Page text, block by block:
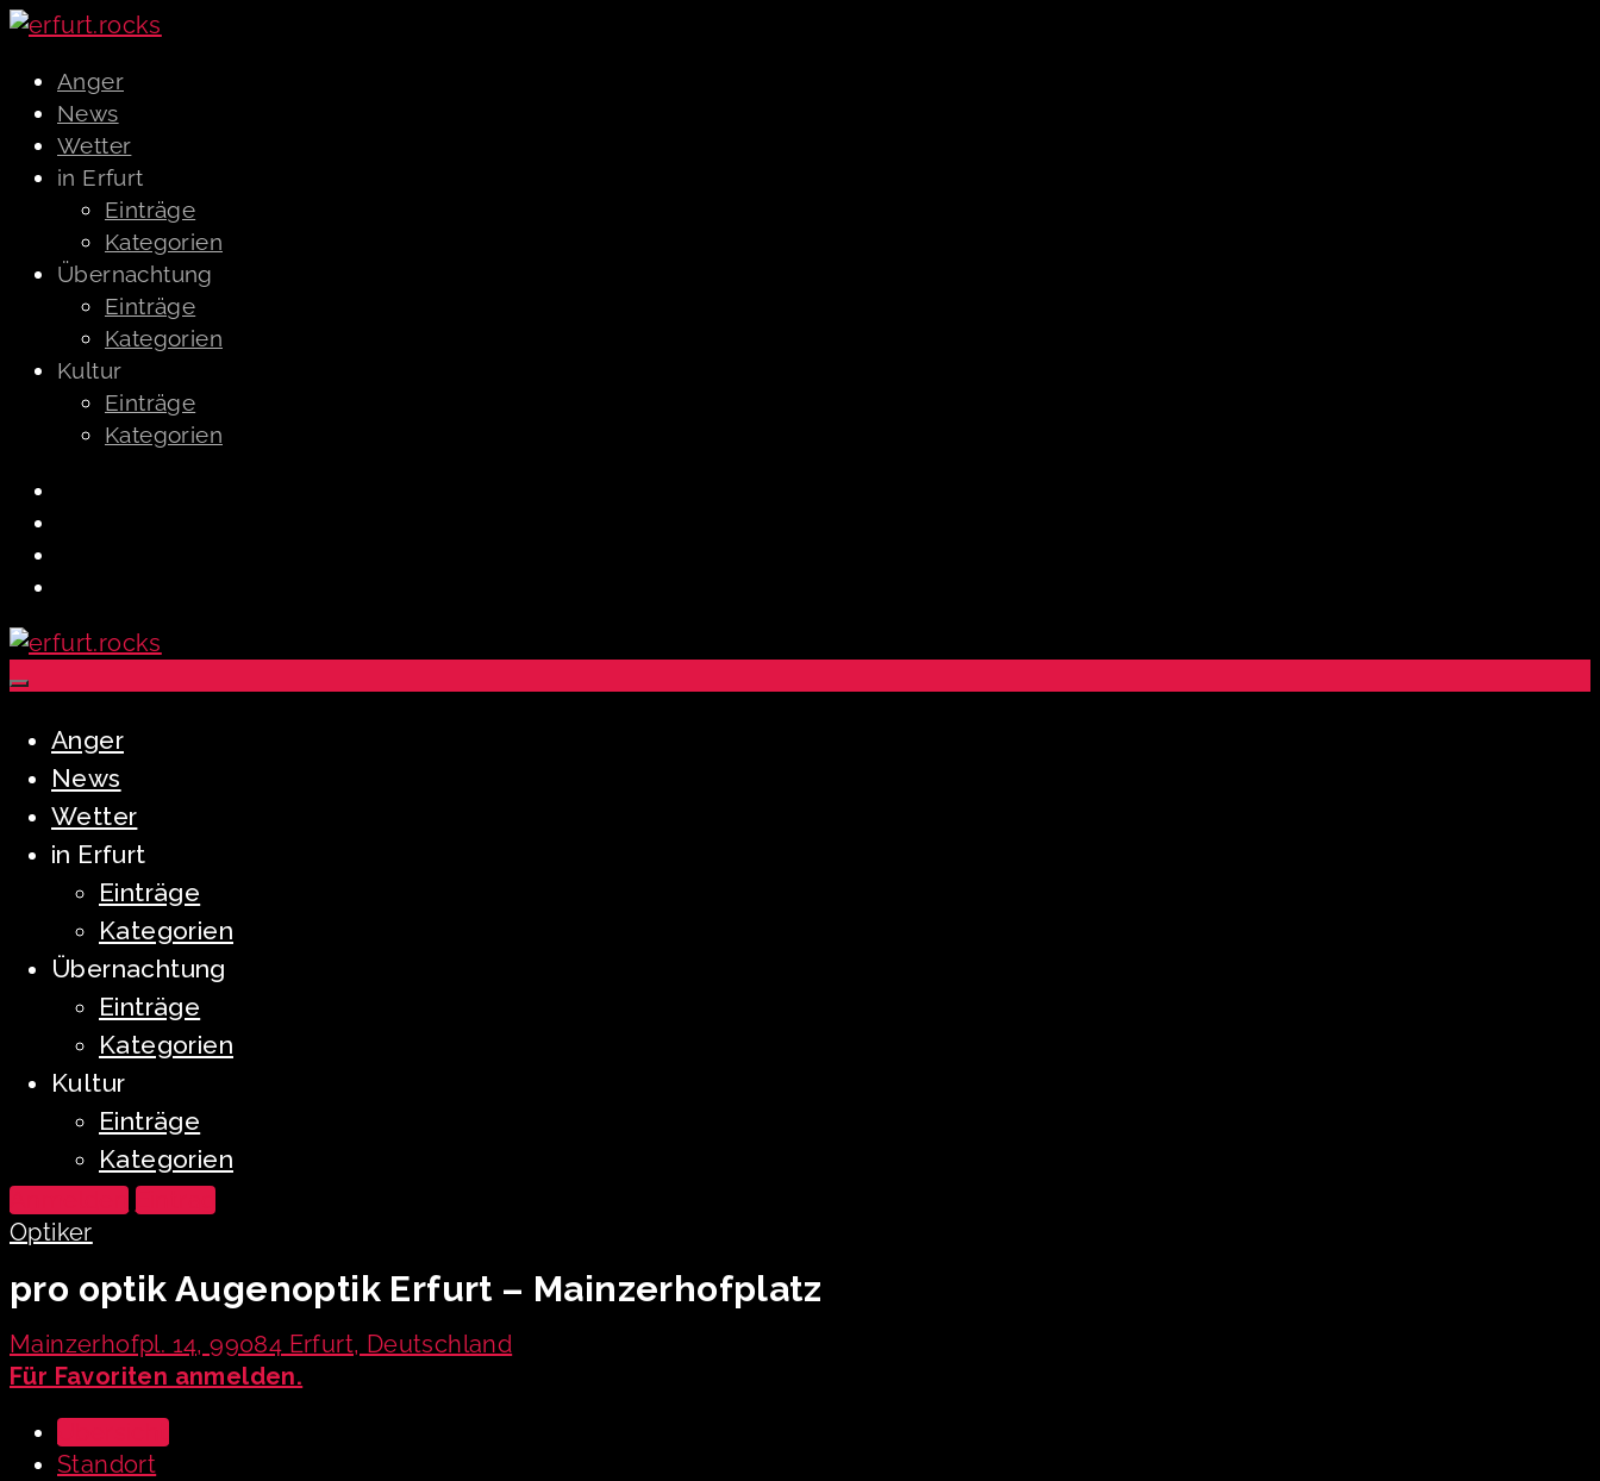
Anger
News
Wetter
in Erfurt
Einträge
Kategorien
Übernachtung
Einträge
Kategorien
Kultur
Einträge
Kategorien
Anger
News
Wetter
in Erfurt
Einträge
Kategorien
Übernachtung
Einträge
Kategorien
Kultur
Einträge
Kategorien
Optiker
pro optik Augenoptik Erfurt – Mainzerhofplatz
Mainzerhofpl. 14, 99084 Erfurt, Deutschland
Für Favoriten anmelden.
Standort